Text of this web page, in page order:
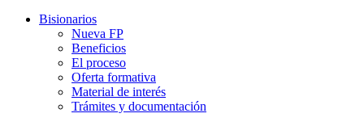
Bisionarios
Nueva FP
Beneficios
El proceso
Oferta formativa
Material de interés
Trámites y documentación